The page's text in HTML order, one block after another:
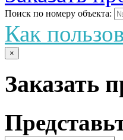
Поиск по номеру объекта:
Как
×
Заказать